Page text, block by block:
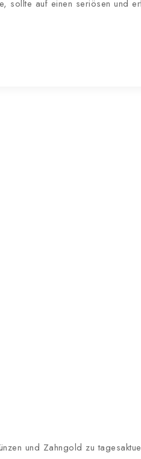
auf einen seriösen und
und Zahngold zu